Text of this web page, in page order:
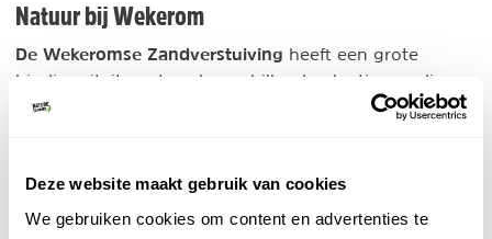
Deze website maakt gebruik van cookies
We gebruiken cookies om content en advertenties te
Natuur bij Wekerom
De Wekeromse Zandverstuiving heeft een grote
biodiversiteit, met veel verschillende plantjes en dieren
die hier gedijen. Het stuifzand blijft op zijn plaats door
paddenstoelen, wolfsklauwen en klein warkruid komen
hier voor.